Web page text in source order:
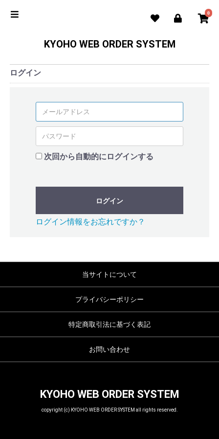
0
KYOHO WEB ORDER SYSTEM
ログイン
次回から自動的にログインする
ログイン
ログイン情報をお忘れですか？
当サイトについて
プライバシーポリシー
特定商取引法に基づく表記
お問い合わせ
KYOHO WEB ORDER SYSTEM
copyright (c) KYOHO WEB ORDER SYSTEM all rights reserved.